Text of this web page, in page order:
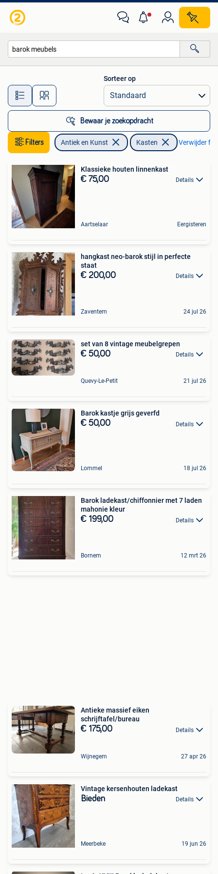
Alle afstanden…
Sorteer op
Bewaar je zoekopdracht
Filters Antiek en Kunst Kasten Verwijder
Klassieke houten linnenkast
€ 75,00 Details
Aartselaar Eergisteren
hangkast neo-barok stijl in perfecte
staat
€ 200,00 Details
Zaventem 24 jul 26
set van 8 vintage meubelgrepen
€ 50,00 Details
Quevy-Le-Petit 21 jul 26
Barok kastje grijs geverfd
€ 50,00 Details
Lommel 18 jul 26
Barok ladekast/chiffonnier met 7 laden
mahonie kleur
€ 199,00 Details
Bornem 12 mrt 26
Antieke massief eiken
schrijftafel/bureau
€ 175,00 Details
Wijnegem 27 apr 26
Vintage kersenhouten ladekast
Bieden Details
Meerbeke 19 jun 26